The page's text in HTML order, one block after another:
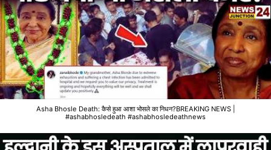
Asha Bhosle Death: कैसे हुआ आशा भोसले का निधन?BREAKING NEWS |
#ashabhosledeath #ashabhosledeathnews